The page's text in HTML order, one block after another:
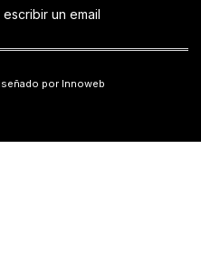
un email
por Innoweb